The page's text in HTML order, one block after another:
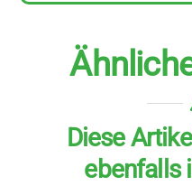
Diese
ebenfalls